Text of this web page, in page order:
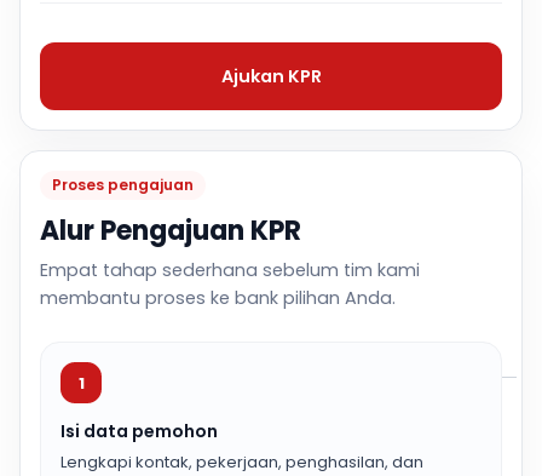
Proses pengajuan
Alur Pengajuan KPR
Empat tahap sederhana sebelum tim kami
membantu proses ke bank pilihan Anda.
1
Isi data pemohon
Lengkapi kontak, pekerjaan, penghasilan, dan
Ajukan KPR